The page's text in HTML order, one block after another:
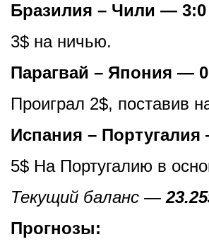
Бразилия – Чили — 3:0
3$ на ничью.
Парагвай – Япония —
Проиграл 2$, поставив
Испания –
5$ На Португалию в
Текущий баланс —
Прогнозы: